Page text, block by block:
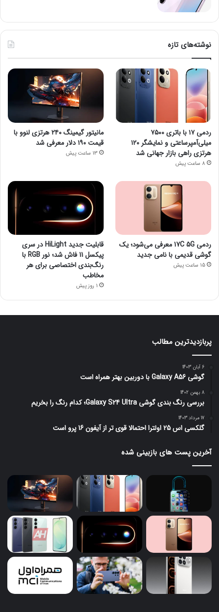
نوشته‌های تازه
ردمی ۱۷ با باتری ۷۵۰۰
میلی‌آمپرساعتی و نمایشگر ۱۲۰
هرتزی راهی بازار جهانی شد
8 ساعت پیش
مانیتور گیمینگ ۲۴۰ هرتزی لنوو با
قیمت ۱۹۰ دلار معرفی شد
13 ساعت پیش
ردمی 17C 5G معرفی می‌شود؛ یک
گوشی قدیمی با نامی جدید
15 ساعت پیش
قابلیت جدید HiLight در سری
پیکسل 11 فاش شد؛ نور RGB با
رنگ‌بندی اختصاصی برای هر
مخاطب
1 روز پیش
پربازدیدترین مطالب
6 آبان 1403
گوشی Galaxy A56 با دوربین بهتر همراه است
8 بهمن 1402
بررسی رنگ بندی گوشی Galaxy S24 Ultra؛ کدام رنگ را بخریم
17 مرداد 1403
گلکسی اس 25 اولترا احتمالا قوی تر از آیفون 16 پرو است
آخرین پست های بازبینی شده